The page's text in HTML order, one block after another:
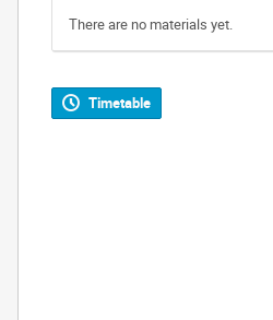
There are no materials yet.
Timetable